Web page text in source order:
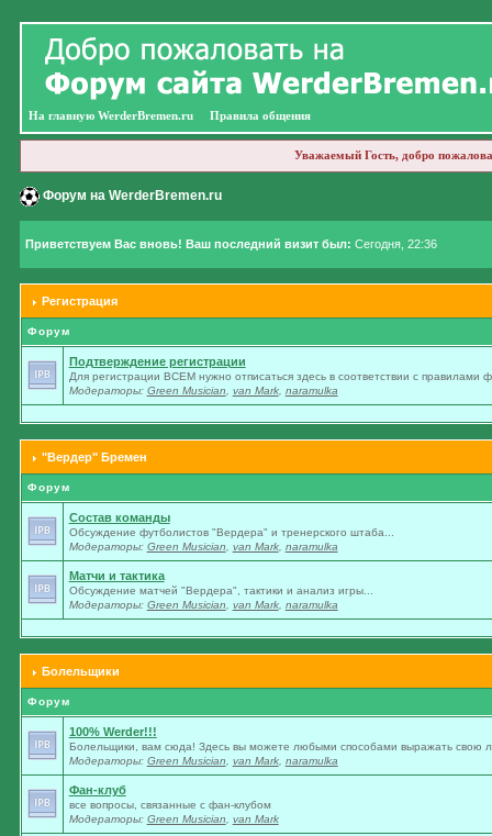
На главную WerderBremen.ru Правила общения
Уважаемый Гость, добро
Форум на WerderBremen.ru
Приветствуем Вас вновь! Ваш последний визит был: Сегодня, 22:36
Регистрация
Форум
Подтверждение регистрации
Для регистрации ВСЕМ нужно отписаться здесь в соответствии с правилами
Модераторы: Green Musician van Mark, naramulka
"Вердер" Бремен
Форум
Состав команды
Обсуждение футболистов "Вердера" и тренерского штаба...
Модераторы: Green Musician van Mark, naramulka
Матчи и тактика
Обсуждение матчей "Вердера", тактики и анализ игры...
Модераторы: Green Musician van Mark, naramulka
Болельщики
Форум
100% Werder!!!
Болельщики, вам сюда! Здесь вы можете любыми способами выражать свою
Модераторы: Green Musician van Mark, naramulka
Фан-клуб
все вопросы, связанные с фан-клубом
Модераторы: Green Musician van Mark